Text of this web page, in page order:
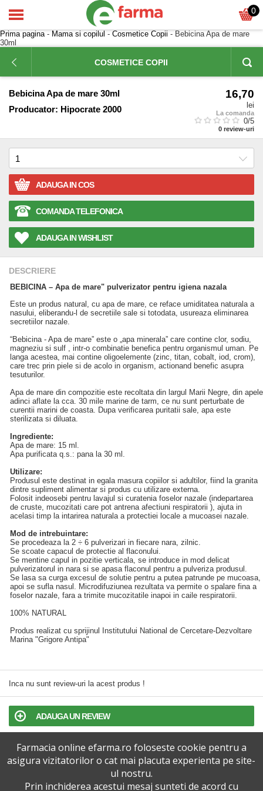
0
Prima pagina- Mama si copilul - Cosmetice Copii - Bebicina Apa de mare
30ml
COSMETICE COPII
Bebicina Apa de mare 30ml
Producator: Hipocrate 2000
16,70
lei
La comanda
0/5
0 review-uri
ADAUGA IN COS
COMANDA TELEFONICA
ADAUGA IN WISHLIST
DESCRIERE
BEBICINA – Apa de mare" pulverizator pentru igiena nazala
Este un produs natural, cu apa de mare, ce reface umiditatea naturala a
nasului, eliberandu-l de secretiile sale si totodata, usureaza eliminarea
secretiilor nazale.
“Bebicina - Apa de mare” este o „apa minerala” care contine clor, sodiu,
magneziu si sulf , intr-o combinatie benefica pentru organismul uman. Pe
langa acestea, mai contine oligoelemente (zinc, titan, cobalt, iod, crom),
care trec prin piele si de acolo in organism, actionand benefic asupra
tesuturilor.
Apa de mare din compozitie este recoltata din largul Marii Negre, din apele
adinci aflate la cca. 30 mile marine de tarm, ce nu sunt perturbate de
curentii marini de coasta. Dupa verificarea puritatii sale, apa este
sterilizata si diluata.
Ingrediente:
Apa de mare: 15 ml.
Apa purificata q.s.: pana la 30 ml.
Utilizare:
Produsul este destinat in egala masura copiilor si adultilor, fiind la granita
dintre supliment alimentar si produs cu utilizare externa.
Folosit indeosebi pentru lavajul si curatenia foselor nazale (indepartarea
de cruste, mucozitati care pot antrena afectiuni respiratorii ), ajuta in
acelasi timp la intarirea naturala a protectiei locale a mucoasei nazale.
Mod de intrebuintare:
Se procedeaza la 2 ÷ 6 pulverizari in fiecare nara, zilnic.
Se scoate capacul de protectie al flaconului.
Se mentine capul in pozitie verticala, se introduce in mod delicat
pulverizatorul in nara si se apasa flaconul pentru a pulveriza produsul.
Se lasa sa curga excesul de solutie pentru a putea patrunde pe mucoasa,
apoi se sufla nasul. Microdifuziunea rezultata va permite o spalare fina a
foselor nazale, fara a trimite mucozitatile inapoi in caile respiratorii.
100% NATURAL
Produs realizat cu sprijinul Institutului National de Cercetare-Dezvoltare
Marina "Grigore Antipa"
Inca nu sunt review-uri la acest produs !
ADAUGA UN REVIEW
TERMENI SI CONDITII
POLITICA DE CONFIDENTIALITATE
Farmacia online efarma.ro foloseste cookie pentru a
asigura vizitatorilor o cat mai placuta experienta pe site-
ul nostru.
Prin inchiderea acestui mesaj sunteti de acord cu